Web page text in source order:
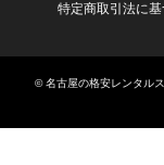
特定商取引法に
©名古屋の格安レンタル